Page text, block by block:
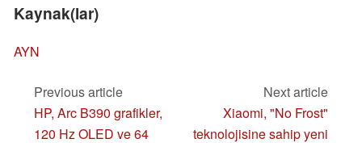
Kaynak(lar)
AYN
Previous article
HP, Arc B390 grafikler,
120 Hz OLED ve 64
Next article
Xiaomi, "No Frost"
teknolojisine sahip yeni